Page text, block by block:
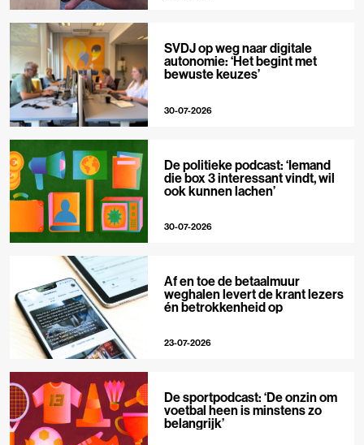
SVDJ op weg naar digitale
autonomie: ‘Het begint met
bewuste keuzes’
30-07-2026
De politieke podcast: ‘Iemand
die box 3 interessant vindt, wil
ook kunnen lachen’
30-07-2026
Af en toe de betaalmuur
weghalen levert de krant lezers
én betrokkenheid op
23-07-2026
De sportpodcast: ‘De onzin om
voetbal heen is minstens zo
belangrijk’